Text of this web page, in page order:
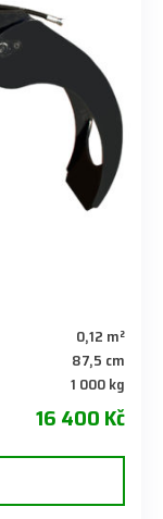
0,12 m²
87,5 cm
1 000 kg
16 400 Kč